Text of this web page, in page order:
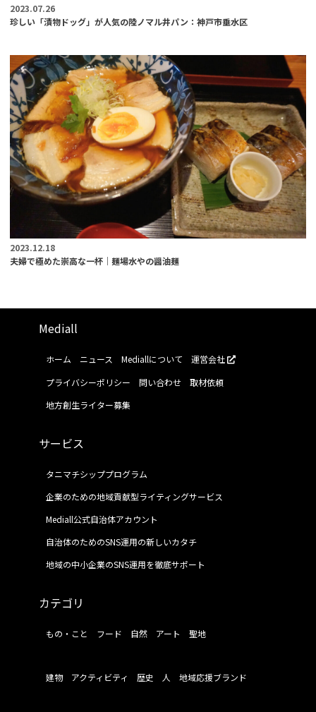
2023.07.26
珍しい「漬物ドッグ」が人気の陸ノマル井パン：神戸市垂水区
2023.12.18
夫婦で極めた崇高な一杯｜麺場水やの醤油麺
Mediall
ホーム ニュース Mediallについて
運営会社
プライバシーポリシー
問い合わせ
取材依頼
地方創生ライター募集
サービス
タニマチシッププログラム
企業のための地域貢献型ライティングサービス
Mediall公式自治体アカウント
自治体のためのSNS運用の新しいカタチ
地域の中小企業のSNS運用を徹底サポート
カテゴリ
もの・こと フード 自然 アート 聖地
建物 アクティビティ 歴史 人 地域応援ブランド